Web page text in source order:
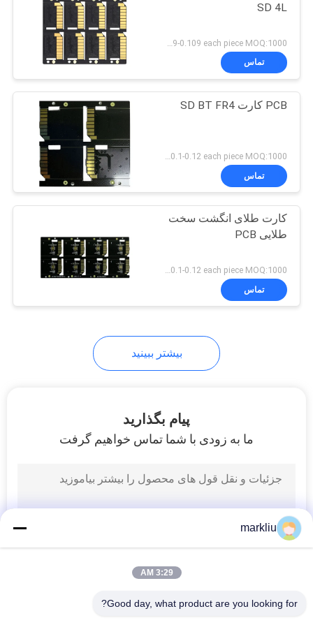
SD 4L
تماس
PCB کارت SD BT FR4
US 0.1-0.12 each piece MOQ:1000 قطعه
تماس
کارت طلای انگشت سخت
طلایی PCB
US 0.1-0.12 each piece MOQ:1000 قطعه
تماس
بیشتر ببینید
پیام بگذارید
ما به زودی با شما تماس خواهیم گرفت
markliu
3:29 AM
Good day, what product are you looking for?